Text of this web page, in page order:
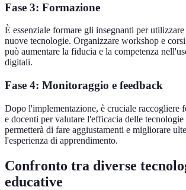
Fase 3: Formazione
È essenziale formare gli insegnanti per
nuove tecnologie. Organizzare workshop e
può aumentare la fiducia e la competenza
digitali.
Fase 4: Monitoraggio e feedback
Dopo l'implementazione, è cruciale raccogliere
e docenti per valutare l'efficacia delle tecnologie
permetterà di fare aggiustamenti e migliorare
l'esperienza di apprendimento.
Confronto tra diverse
educative